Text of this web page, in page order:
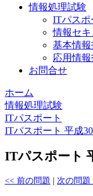
情報処理試験
ITパスポ
情報セキ
基本情
応用情
お問合せ
ホーム
情報処理試験
ITパスポート
ITパスポート 平成
ITパスポート
<< 前の問題 次の問題